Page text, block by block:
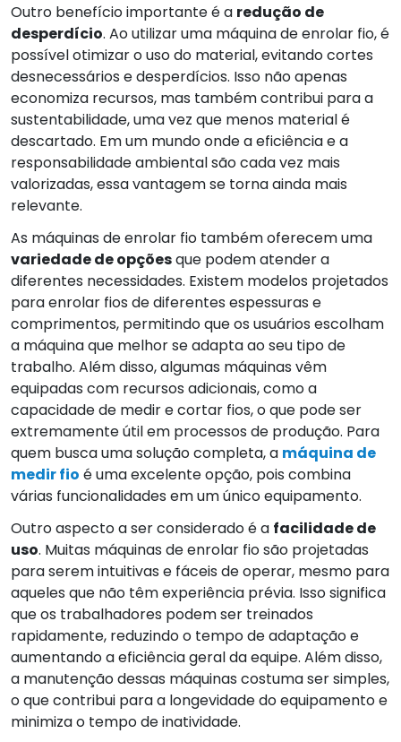
Outro benefício importante é a redução de
desperdício. Ao utilizar uma máquina de enrolar fio, é
possível otimizar o uso do material, evitando cortes
desnecessários e desperdícios. Isso não apenas
economiza recursos, mas também contribui para a
sustentabilidade, uma vez que menos material é
descartado. Em um mundo onde a eficiência e a
responsabilidade ambiental são cada vez mais
valorizadas, essa vantagem se torna ainda mais
relevante.
As máquinas de enrolar fio também oferecem uma
variedade de opçõesque podem atender a
diferentes necessidades. Existem modelos projetados
para enrolar fios de diferentes espessuras e
comprimentos, permitindo que os usuários escolham
a máquina que melhor se adapta ao seu tipo de
trabalho. Além disso, algumas máquinas vêm
equipadas com recursos adicionais, como a
capacidade de medir e cortar fios, o que pode ser
extremamente útil em processos de produção. Para
quem busca uma solução completa, a máquina de
medir fio é uma excelente opção, pois combina
várias funcionalidades em um único equipamento.
Outro aspecto a ser considerado é a facilidade de
uso. Muitas máquinas de enrolar fio são projetadas
para serem intuitivas e fáceis de operar, mesmo para
aqueles que não têm experiência prévia. Isso significa
que os trabalhadores podem ser treinados
rapidamente, reduzindo o tempo de adaptação e
aumentando a eficiência geral da equipe. Além disso,
a manutenção dessas máquinas costuma ser simples,
o que contribui para a longevidade do equipamento e
minimiza o tempo de inatividade.